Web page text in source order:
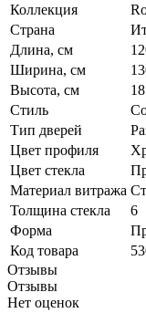
Коллекция
Страна
Длина, см
Ширина, см
Высота, см
Стиль
Тип дверей
Цвет профиля
Цвет стекла
Материал витража
Толщина стекла
6
Форма
Код товара
Отзывы
Отзывы
Нет оценок